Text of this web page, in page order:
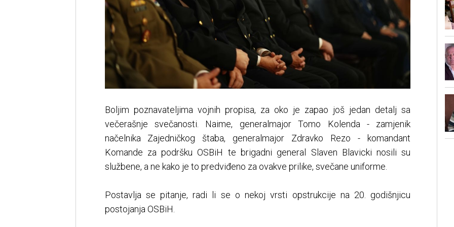
Boljim poznavateljima vojnih propisa, za oko je zapao još jedan detalj sa
večerašnje svečanosti. Naime, generalmajor Tomo Kolenda - zamjenik
načelnika Zajedničkog štaba, generalmajor Zdravko Rezo - komandant
Komande za podršku OSBiH te brigadni general Slaven Blavicki nosili su
službene, a ne kako je to predviđeno za ovakve prilike, svečane uniforme.
Postavlja se pitanje, radi li se o nekoj vrsti opstrukcije na 20. godišnjicu
postojanja OSBiH.